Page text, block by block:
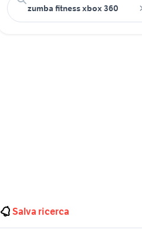
Salva ricerca